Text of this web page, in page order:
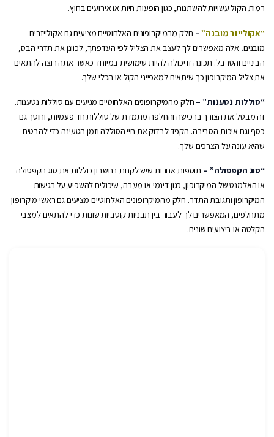
רמות הקול עשויות להשתנות, כגון הופעות חיות או אירועים בחוץ.
“אקולייזר מובנה”– חלק מהמיקרופונים האלחוטיים מציעים גם אקולייזרים
מובנים. אלה מאפשרים לך לעצב את הצליל לפי העדפתך, לכוונן את תדרי הבס,
הביניים והטרבל. תכונה זו יכולה להיות שימושית במיוחד כאשר אתה רוצה להתאים
את צליל המיקרופון כך שיתאים למאפייני הקול או הכלי שלך.
“סוללות נטענות” – חלק מהמיקרופונים האלחוטיים מגיעים עם סוללות נטענות.
זה מבטל את הצורך ברכישה והחלפה מתמדת של סוללות חד פעמיות, וחוסך גם
כסף וגם איכות הסביבה. הקפד לבדוק את חיי הסוללה וזמן הטעינה כדי להבטיח
שהיא עונה על הצרכים שלך.
“סוג הקפסולה” – תוספות אחרות שיש לקחת בחשבון כוללות את סוג הקפסולה
או האלמנט של המיקרופון, כגון דינמי או מעבה, שיכולים להשפיע על רגישות
המיקרופון ותגובת התדר. חלק מהמיקרופונים האלחוטיים מציעים גם ראשי מיקרופון
מתחלפים, המאפשרים לך לעבור בין תבניות קוטביות שונות כדי להתאים למצבי
הקלטה או ביצועים שונים.